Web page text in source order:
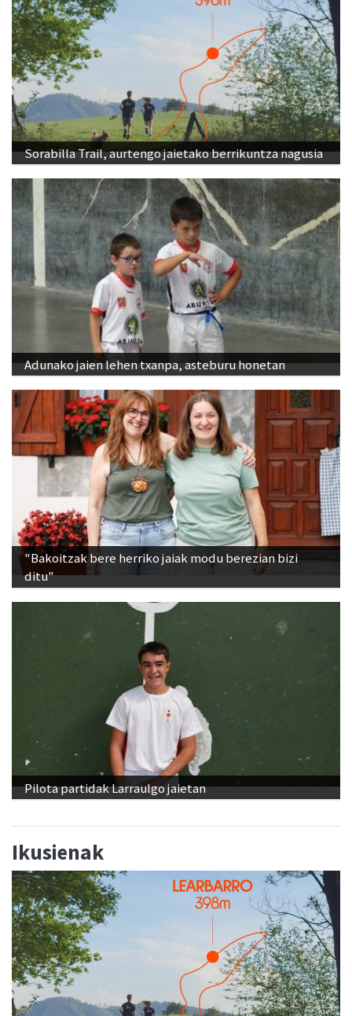
Sorabilla Trail, aurtengo jaietako berrikuntza nagusia
Adunako jaien lehen txanpa, asteburu honetan
"Bakoitzak bere herriko jaiak modu berezian bizi
ditu"
Pilota partidak Larraulgo jaietan
Ikusienak